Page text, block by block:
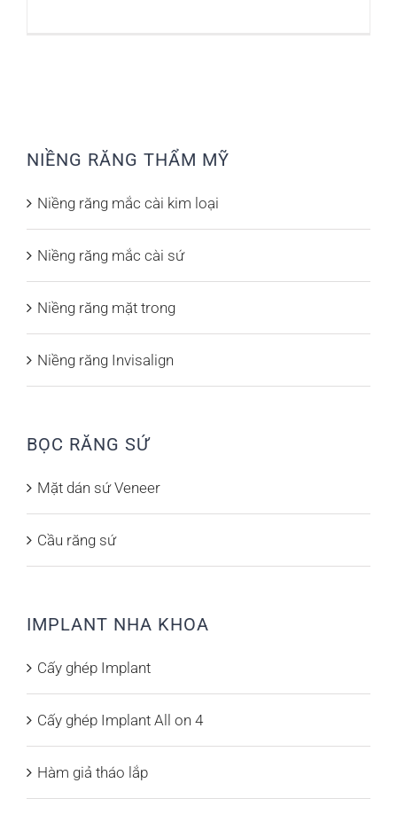
NIỀNG RĂNG THẨM MỸ
Niềng răng mắc cài kim loại
Niềng răng mắc cài sứ
Niềng răng mặt trong
Niềng răng Invisalign
BỌC RĂNG SỨ
Mặt dán sứ Veneer
Cầu răng sứ
IMPLANT NHA KHOA
Cấy ghép Implant
Cấy ghép Implant All on 4
Hàm giả tháo lắp